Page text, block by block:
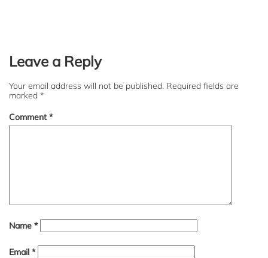
Leave a Reply
Your email address will not be published. Required fields are
marked *
Comment*
Name *
Email *